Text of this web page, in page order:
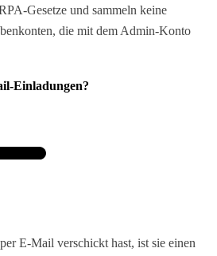
Gesetze und sammeln keine
die mit dem Admin-Konto
Einladungen?
E-Mail verschickt hast, ist sie einen